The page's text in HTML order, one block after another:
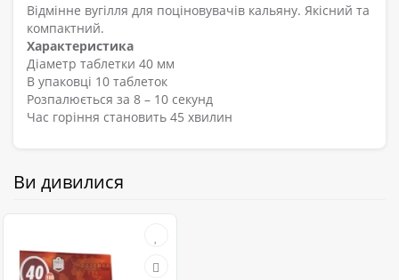
Відмінне вугілля для поціновувачів кальяну. Якісний та
компактний.
Характеристика
Діаметр таблетки 40 мм
В упаковці 10 таблеток
Розпалюється за 8 – 10 секунд
Час горіння становить 45 хвилин
Ви дивилися